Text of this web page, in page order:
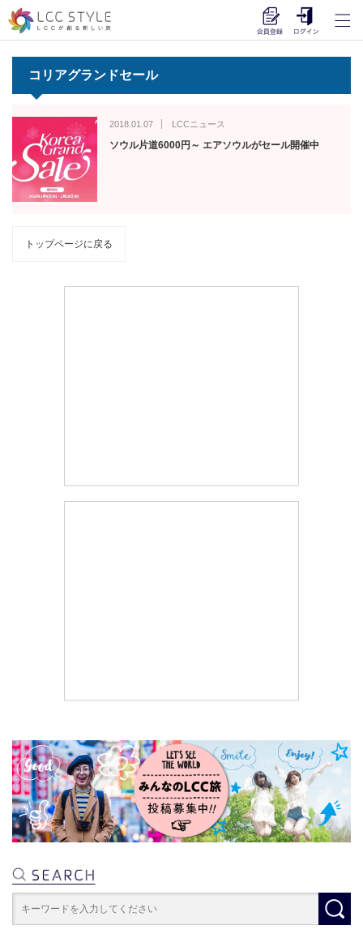
コリアグランドセール
2018.01.07 LCCニュース
ソウル片道6000円～ エアソウルがセール開催中
トップページに戻る